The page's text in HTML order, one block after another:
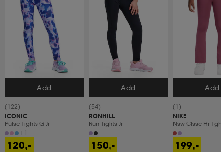
Velg størrelse
Add
(122)
ICONIC
Pulse Tights G Jr
120,-
Velg størrelse
Add
(54)
RONHILL
Run Tights Jr
150,-
Velg Add
(1)
NIKE
Nsw Clssc Hr
199,-